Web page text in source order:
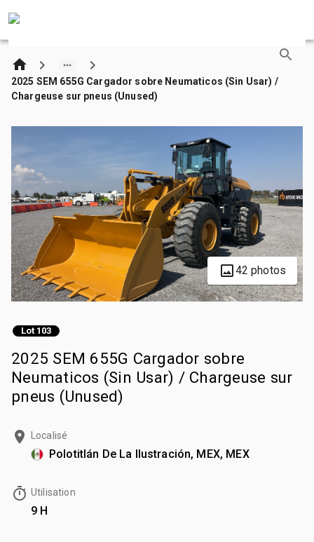
2025 SEM 655G Cargador sobre Neumaticos (Sin Usar) /
Chargeuse sur pneus (Unused)
42 photos
Lot 103
2025 SEM 655G Cargador sobre
Neumaticos (Sin Usar) / Chargeuse sur
pneus (Unused)
Localisé
Polotitlán De La Ilustración, MEX, MEX
Utilisation
9 H